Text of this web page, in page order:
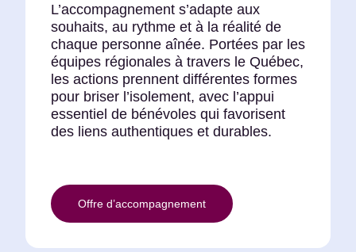
L’accompagnement s’adapte aux
souhaits, au rythme et à la réalité de
chaque personne aînée. Portées par les
équipes régionales à travers le Québec,
les actions prennent différentes formes
pour briser l’isolement, avec l’appui
essentiel de bénévoles qui favorisent
des liens authentiques et durables.
Offre d’accompagnement